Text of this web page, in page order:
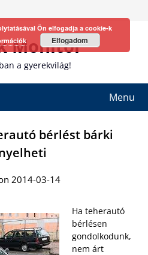
Monitor
a gyerekvilág!
Menu
bérlést bárki
2014-03-14
Ha teherautó
bérlésen
gondolkodunk,
nem árt
Ön elfogadja a cookie-k
Elfogadom